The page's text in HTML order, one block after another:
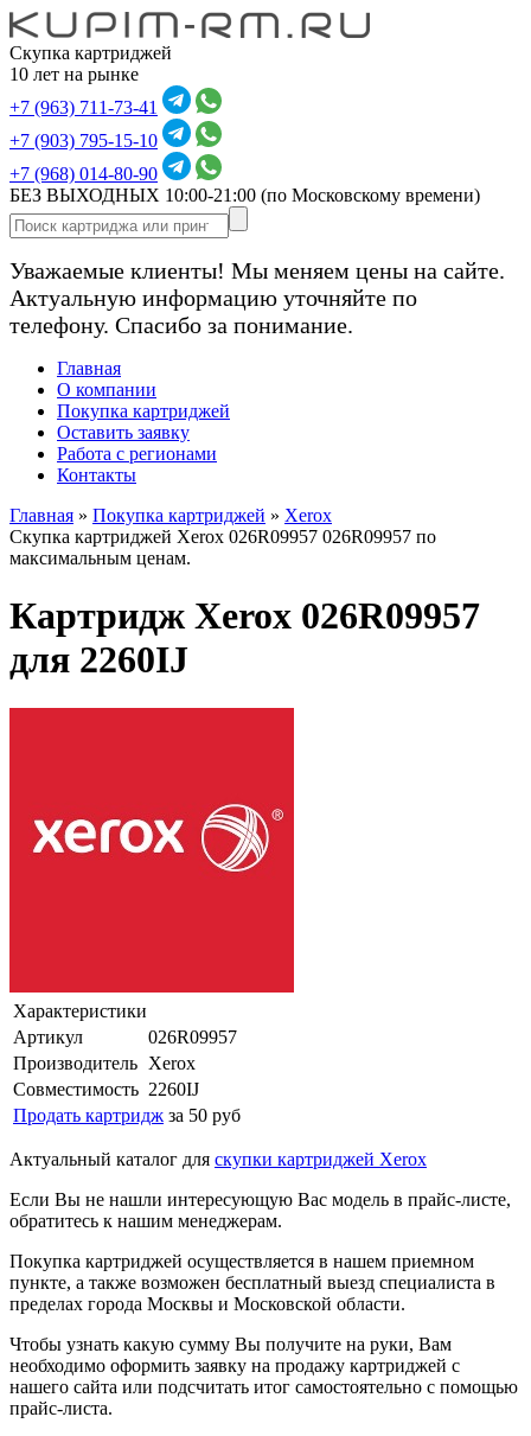
Скупка картриджей
10 лет на рынке
+7 (963) 711-73-41
+7 (903) 795-15-10
+7 (968) 014-80-90
БЕЗ ВЫХОДНЫХ 10:00-21:00 (по Московскому времени)
Уважаемые клиенты! Мы меняем цены на сайте.
Актуальную информацию уточняйте по
телефону. Спасибо за понимание.
Главная
О компании
Покупка картриджей
Оставить заявку
Работа с регионами
Контакты
Главная » Покупка картриджей » Xerox
Скупка картриджей Xerox 026R09957 026R09957 по
максимальным ценам.
Картридж Xerox 026R09957
для 2260IJ
Характеристики
Артикул
026R09957
Производитель Xerox
Совместимость 2260IJ
Продать картридж за 50 руб
Актуальный каталог для скупки картриджей Xerox
Если Вы не нашли интересующую Вас модель в прайс-листе,
обратитесь к нашим менеджерам.
Покупка картриджей осуществляется в нашем приемном
пункте, а также возможен бесплатный выезд специалиста в
пределах города Москвы и Московской области.
Чтобы узнать какую сумму Вы получите на руки, Вам
необходимо оформить заявку на продажу картриджей с
нашего сайта или подсчитать итог самостоятельно с помощью
прайс-листа.